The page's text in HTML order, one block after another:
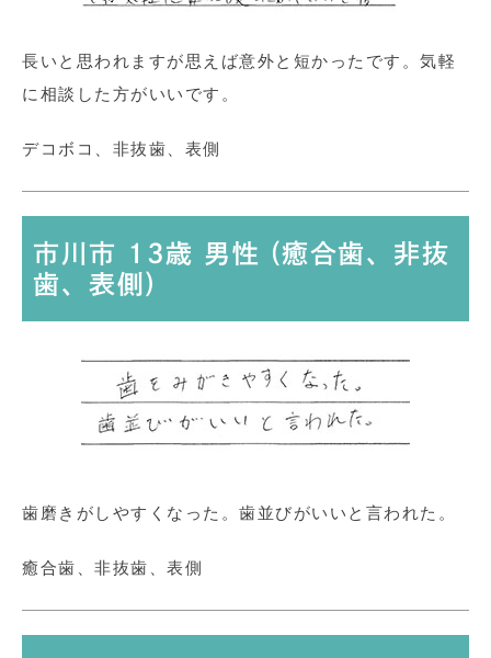
長いと思われますが思えば意外と短かったです。気軽
に相談した方がいいです。
デコボコ、非抜歯、表側
市川市 13歳 男性 (癒合歯、非抜
歯、表側)
歯磨きがしやすくなった。歯並びがいいと言われた。
癒合歯、非抜歯、表側